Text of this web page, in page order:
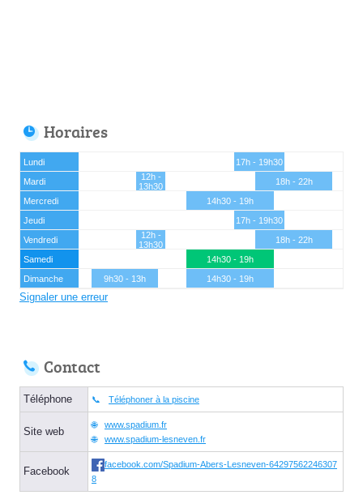
Horaires
Lundi
17h - 19h30
Mardi
12h -
13h30
18h - 22h
Mercredi
14h30 - 19h
Jeudi
17h - 19h30
Vendredi
12h -
13h30
18h - 22h
Samedi
14h30 - 19h
Dimanche
9h30 - 13h 14h30 - 19h
Signaler une erreur
Contact
Téléphone Téléphoner à la piscine
Site web
www.spadium.fr
www.spadium-lesneven.fr
Facebook
facebook.com/Spadium-Abers-Lesneven-64297562246307
8